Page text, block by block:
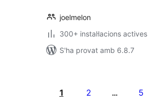
joelmelon
300+ instal·lacions actives
S'ha provat amb 6.8.7
1 2 … 5